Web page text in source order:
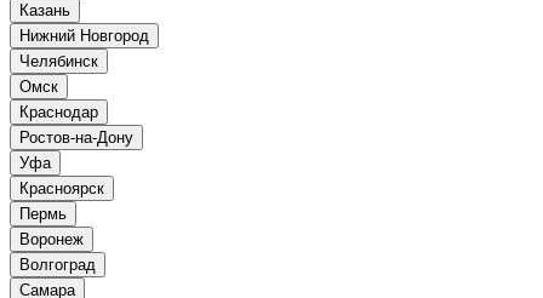
Казань
Нижний Новгород
Челябинск
Омск
Краснодар
Ростов-на-Дону
Уфа
Красноярск
Пермь
Воронеж
Волгоград
Самара